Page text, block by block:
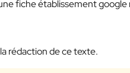
fiche établissement google
rédaction de ce texte.